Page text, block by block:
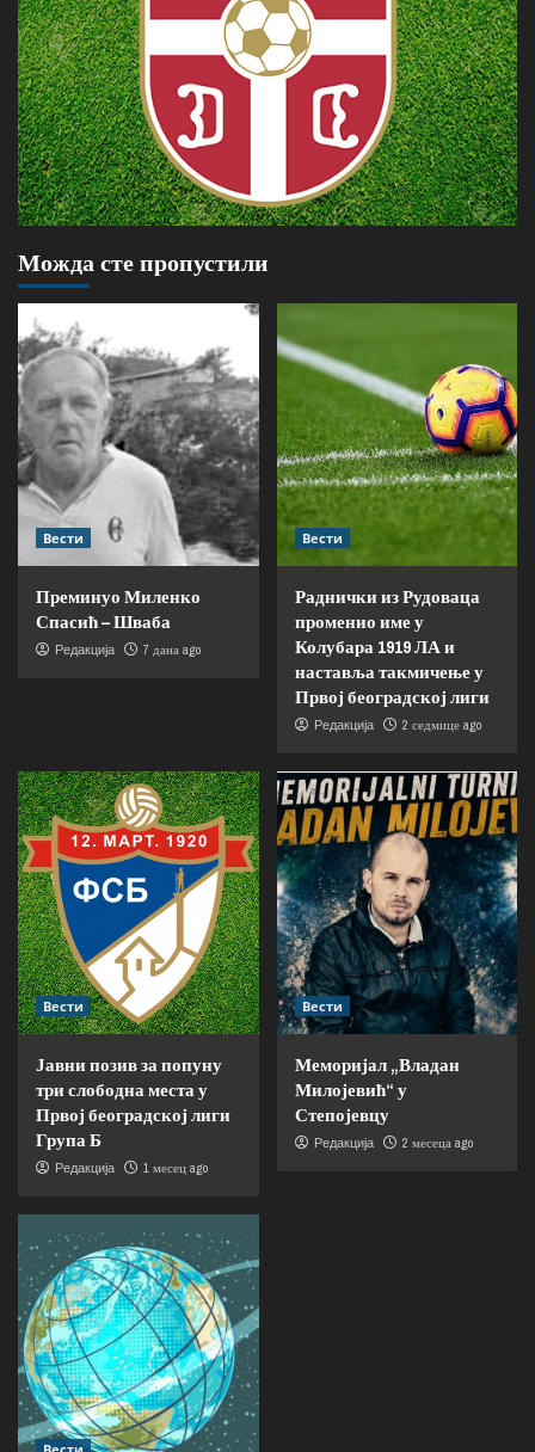
Можда сте пропустили
Вести
Преминуо Миленко
Спасић – Шваба
Редакција 7 дана ago
Вести
Раднички из Рудоваца
променио име у
Колубара 1919 ЛА и
наставља такмичење у
Првој београдској лиги
Редакција 2 седмице ago
Вести
Јавни позив за попуну
три слободна места у
Првој београдској лиги
Група Б
Редакција 1 месец ago
Вести
Меморијал „Владан
Милојевић“ у
Степојевцу
Редакција 2 месеца ago